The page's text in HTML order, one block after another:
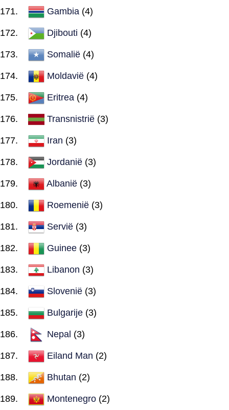
Gambia (4)
Djibouti (4)
Somalië (4)
Moldavië (4)
Eritrea (4)
Transnistrië (3)
Iran (3)
Jordanië (3)
Albanië (3)
Roemenië (3)
Servië (3)
Guinee (3)
Libanon (3)
Slovenië (3)
Bulgarije (3)
Nepal (3)
Eiland Man (2)
Bhutan (2)
Montenegro (2)